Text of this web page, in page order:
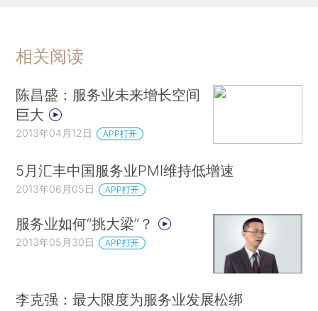
相关阅读
陈昌盛：服务业未来增长空间
巨大
2013年04月12日 APP打开
5月汇丰中国服务业PMI维持低增速
2013年06月05日 APP打开
服务业如何“挑大梁”？
2013年05月30日 APP打开
李克强：最大限度为服务业发展松绑